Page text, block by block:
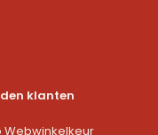
klanten
Webwinkelkeur